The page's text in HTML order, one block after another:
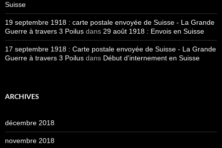
Suisse
19 septembre 1918 : carte postale envoyée de Suisse - La Grande
Guerre à travers 3 Poilus dans 29 août 1918 : Envois en Suisse
17 septembre 1918 : Carte postale envoyée de Suisse - La Grande
Guerre à travers 3 Poilus dans Début d’internement en Suisse
ARCHIVES
décembre 2018
novembre 2018